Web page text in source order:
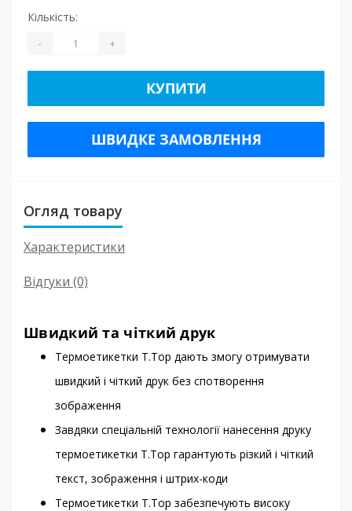
Кількість:
- +
КУПИТИ
ШВИДКЕ ЗАМОВЛЕННЯ
Огляд товару
Характеристики
Відгуки (0)
Швидкий та чіткий друк
Термоетикетки T.Top дають змогу отримувати
швидкий і чіткий друк без спотворення
зображення
Завдяки спеціальній технології нанесення друку
термоетикетки T.Top гарантують різкий і чіткий
текст, зображення і штрих-коди
Термоетикетки T.Top забезпечують високу